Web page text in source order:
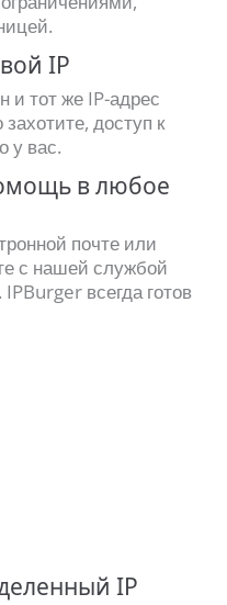
IP
и тот же IP-адрес
захотите, доступ к
у вас.
в любое
почте или
с нашей службой
всегда готов
IP